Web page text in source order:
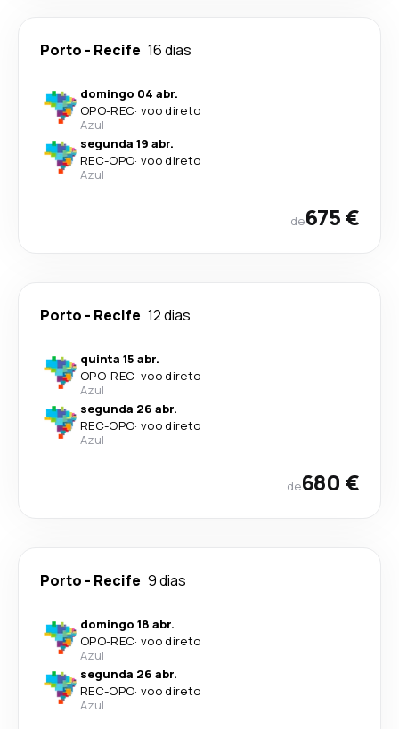
Porto - Recife 16 dias
domingo 04 abr.
OPO-REC· voo direto
Azul
segunda 19 abr.
REC-OPO· voo direto
Azul
de675 €
Porto - Recife 12 dias
quinta 15 abr.
OPO-REC· voo direto
Azul
segunda 26 abr.
REC-OPO· voo direto
Azul
de680 €
Porto - Recife 9 dias
domingo 18 abr.
OPO-REC· voo direto
Azul
segunda 26 abr.
REC-OPO· voo direto
Azul